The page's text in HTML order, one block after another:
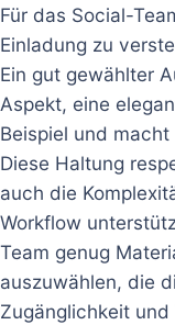
Für das Social-
Einladung zu
Ein gut gewählter
Aspekt, eine
Beispiel und
Diese Haltung
auch die
Workflow
Team genug
auszuwählen, die
Zugänglichkeit